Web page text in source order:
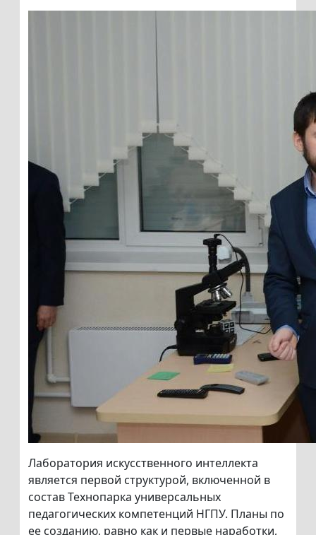
Лаборатория искусственного интеллекта
является первой структурой, включенной в
состав Технопарка универсальных
педагогических компетенций НГПУ. Планы по
ее созданию, равно как и первые наработки,